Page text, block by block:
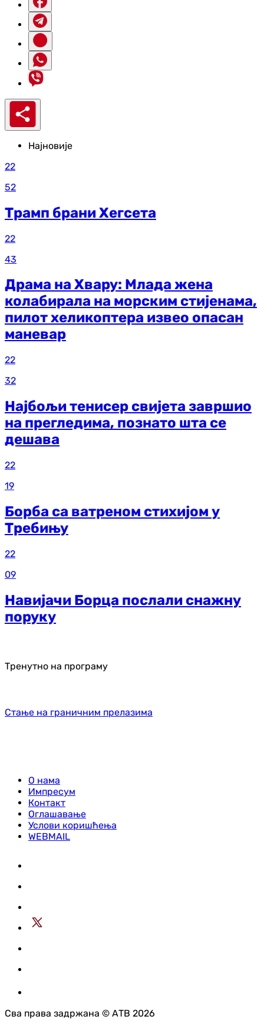
Најновије
22
52
Трамп брани Хегсета
22
43
Драма на Хвару: Млада жена
колабирала на морским стијенама,
пилот хеликоптера извео опасан
маневар
22
32
Најбољи тенисер свијета завршио
на прегледима, познато шта се
дешава
22
19
Борба са ватреном стихијом у
Требињу
22
09
Навијачи Борца послали снажну
поруку
Тренутно на програму
Стање на граничним прелазима
О нама
Импресум
Контакт
Оглашавање
Услови коришћења
WEBMAIL
Сва права задржана © АТВ 2026